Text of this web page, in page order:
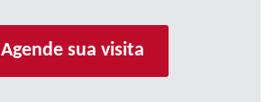
Agende sua visita